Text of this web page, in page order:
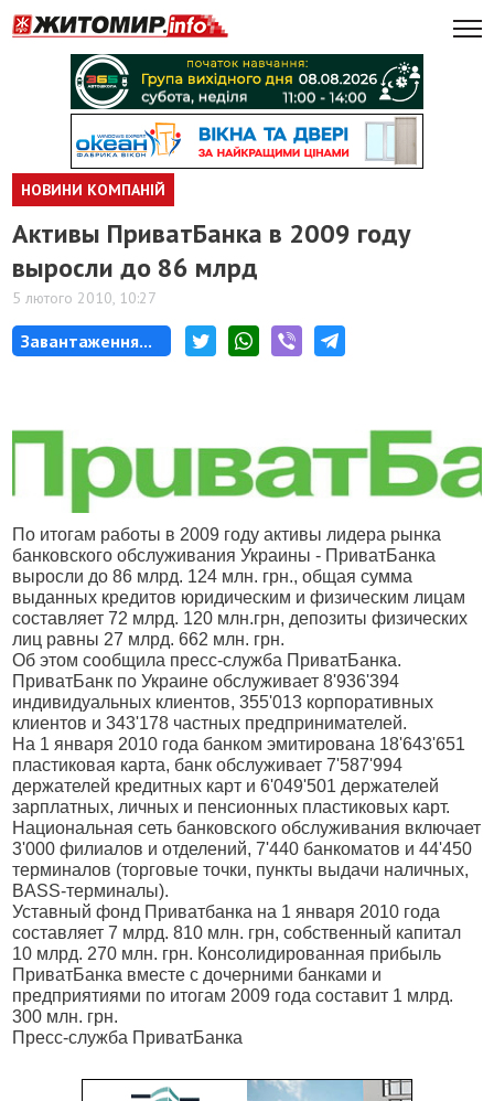
НОВИНИ КОМПАНІЙ
Активы ПриватБанка в 2009 году
выросли до 86 млрд
5 лютого 2010, 10:27
Завантаження...
По итогам работы в 2009 году активы лидера рынка
банковского обслуживания Украины - ПриватБанка
выросли до 86 млрд. 124 млн. грн., общая сумма
выданных кредитов юридическим и физическим лицам
составляет 72 млрд. 120 млн.грн, депозиты физических
лиц равны 27 млрд. 662 млн. грн.
Об этом сообщила пресс-служба ПриватБанка.
ПриватБанк по Украине обслуживает 8'936'394
индивидуальных клиентов, 355'013 корпоративных
клиентов и 343'178 частных предпринимателей.
На 1 января 2010 года банком эмитирована 18'643'651
пластиковая карта, банк обслуживает 7'587'994
держателей кредитных карт и 6'049'501 держателей
зарплатных, личных и пенсионных пластиковых карт.
Национальная сеть банковского обслуживания включает
3'000 филиалов и отделений, 7'440 банкоматов и 44'450
терминалов (торговые точки, пункты выдачи наличных,
BASS-терминалы).
Уставный фонд Приватбанка на 1 января 2010 года
составляет 7 млрд. 810 млн. грн, собственный капитал
10 млрд. 270 млн. грн. Консолидированная прибыль
ПриватБанка вместе с дочерними банками и
предприятиями по итогам 2009 года составит 1 млрд.
300 млн. грн.
Пресс-служба ПриватБанка